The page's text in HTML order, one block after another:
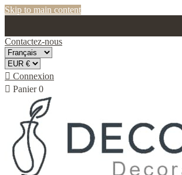
Skip to main content
Contactez-nous
 Connexion
 Panier 0